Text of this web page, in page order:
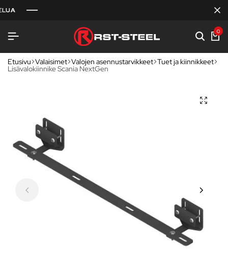
0
Etusivu Valaisimet Valojen asennustarvikkeet Tuet ja kiinnikkeet
Lisävalokiinnike Scania NextGen